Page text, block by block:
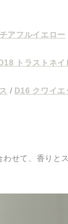
アフルイエロー
トラストネイ
/ D16 クワイエ
せて、香りと